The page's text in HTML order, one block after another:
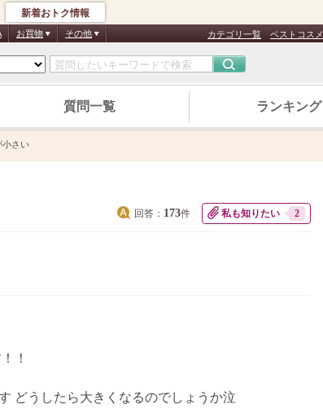
新着おトク情報
お買物 その他 カテゴリ一覧 ベストコスメ
質問一覧 ランキング
小さい
回答： 173件 私も知りたい 2
！
どうしたら大きくなるのでしょうか泣